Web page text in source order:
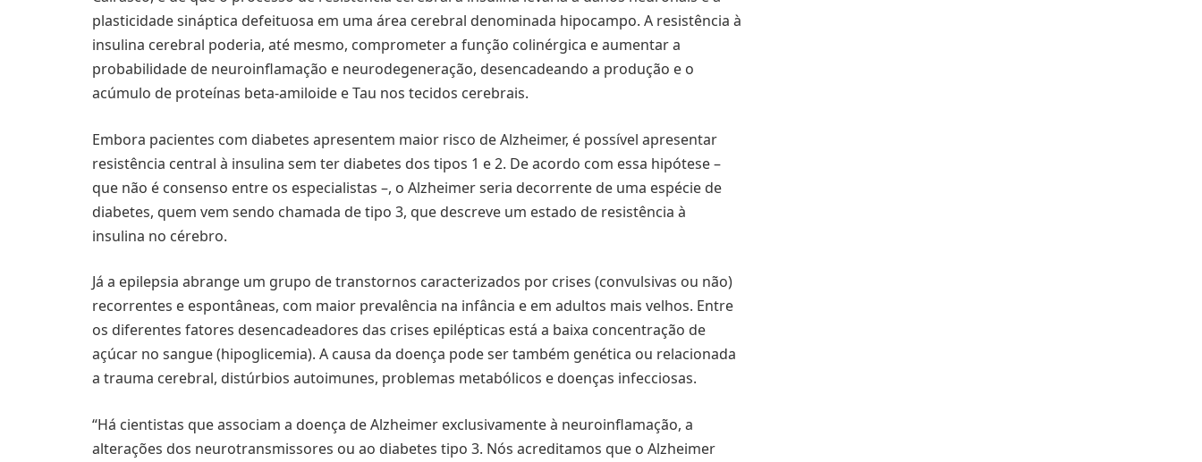
plasticidade sináptica defeituosa em uma área cerebral denominada hipocampo. A resistência à
insulina cerebral poderia, até mesmo, comprometer a função colinérgica e aumentar a
probabilidade de neuroinflamação e neurodegeneração, desencadeando a produção e o
acúmulo de proteínas beta-amiloide e Tau nos tecidos cerebrais.
Embora pacientes com diabetes apresentem maior risco de Alzheimer, é possível apresentar
resistência central à insulina sem ter diabetes dos tipos 1 e 2. De acordo com essa hipótese –
que não é consenso entre os especialistas –, o Alzheimer seria decorrente de uma espécie de
diabetes, quem vem sendo chamada de tipo 3, que descreve um estado de resistência à
insulina no cérebro.
Já a epilepsia abrange um grupo de transtornos caracterizados por crises (convulsivas ou não)
recorrentes e espontâneas, com maior prevalência na infância e em adultos mais velhos. Entre
os diferentes fatores desencadeadores das crises epilépticas está a baixa concentração de
açúcar no sangue (hipoglicemia). A causa da doença pode ser também genética ou relacionada
a trauma cerebral, distúrbios autoimunes, problemas metabólicos e doenças infecciosas.
“Há cientistas que associam a doença de Alzheimer exclusivamente à neuroinflamação, a
alterações dos neurotransmissores ou ao diabetes tipo 3. Nós acreditamos que o Alzheimer